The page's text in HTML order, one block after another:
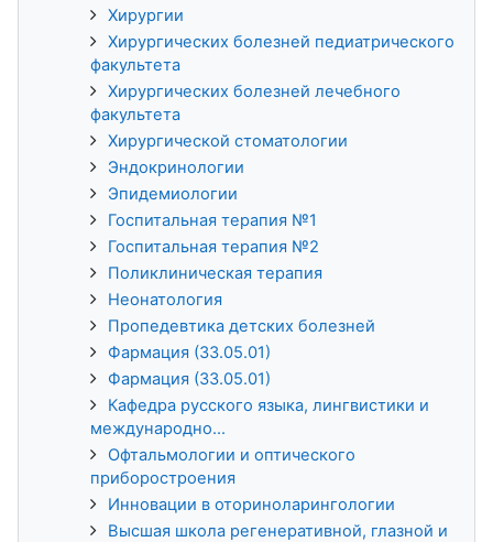
Хирургии
Хирургических болезней педиатрического
факультета
Хирургических болезней лечебного
факультета
Хирургической стоматологии
Эндокринологии
Эпидемиологии
Госпитальная терапия №1
Госпитальная терапия №2
Поликлиническая терапия
Неонатология
Пропедевтика детских болезней
Фармация (33.05.01)
Фармация (33.05.01)
Кафедра русского языка, лингвистики и
международно...
Офтальмологии и оптического
приборостроения
Инновации в оториноларингологии
Высшая школа регенеративной, глазной и